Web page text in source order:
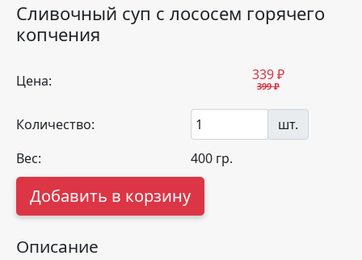
Сливочный суп с лососем горячего
копчения
Цена: 339₽
399 ₽
Количество:
шт.
Вес:
400 гр.
Добавить в корзину
Описание